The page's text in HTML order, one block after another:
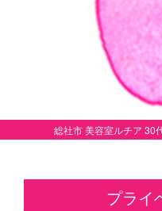
総社市 美容室ルチア 30
プライ